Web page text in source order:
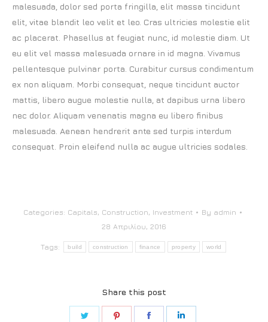
malesuada, dolor sed porta fringilla, elit massa tincidunt
elit, vitae blandit leo velit et leo. Cras ultricies molestie elit
ac placerat. Phasellus at feugiat nunc, id molestie diam. Ut
eu elit vel massa malesuada ornare in id magna. Vivamus
pellentesque pulvinar porta. Curabitur cursus condimentum
ex non aliquam. Morbi consequat, neque tincidunt auctor
mattis, libero augue molestie nulla, at dapibus urna libero
nec dolor. Aliquam venenatis magna eu libero finibus
malesuada. Aenean hendrerit ante sed turpis interdum
consequat. Proin eleifend nulla ac augue ultricies sodales.
Categories: Capitals, Construction, Investment By admin
28 Απριλίου, 2016
Tags: build construction finance property world
Share this post
Share
Share
Share